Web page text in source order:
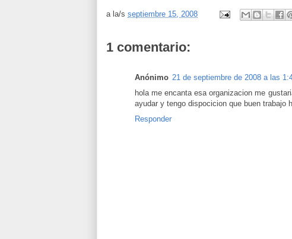
a la/s septiembre 15, 2008
1 comentario:
Anónimo 21 de septiembre de 2008 a las
hola me encanta esa organizacion me
ayudar y tengo dispocicion que buen trabajo
Responder